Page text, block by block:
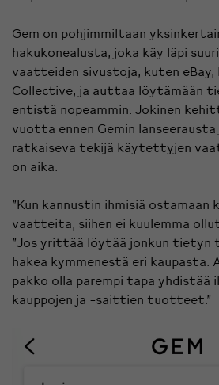
Gem on pohjimmiltaan
hakukonealusta, joka käy läpi
vaatteiden sivustoja, kuten eBay,
Collective, ja auttaa
entistä nopeammin. Jokinen
vuotta ennen Gemin
ratkaiseva tekijä käytettyjen
on aika.
”Kun kannustin ihmisiä
vaatteita, siihen ei kuulemma
”Jos yrittää löytää jonkun tietyn
hakea kymmenestä eri
pakko olla parempi tapa yhdistää
kauppojen ja -saittien tuotteet.”